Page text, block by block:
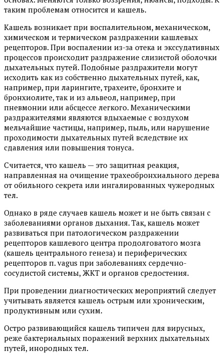
таким проблемам относится и кашель.
Кашель возникает при воспалительном, механическом,
химическом и термическом раздражении кашлевых
рецепторов. При воспалении из-за отека и экссудативных
процессов происходит раздражение слизистой оболочки
дыхательных путей. Подобные раздражители могут
исходить как из собственно дыхательных путей, как,
например, при ларингите, трахеите, бронхите и
бронхиолите, так и из альвеол, например, при
пневмонии или абсцессе легкого. Механическими
раздражителями являются вдыхаемые с воздухом
мельчайшие частицы, например, пыль, или нарушение
проходимости дыхательных путей вследствие их
сдавления или повышения тонуса.
Считается, что кашель — это защитная реакция,
направленная на очищение трахеобронхиального дерева
от обильного секрета или ингалированных чужеродных
тел.
Однако в ряде случаев кашель может и не быть связан с
заболеваниями органов дыхания. Так, кашель может
развиваться при патологическом раздражении
рецепторов кашлевого центра продолговатого мозга
(кашель центрального генеза) и периферических
рецепторов п. vagus при заболеваниях сердечно-
сосудистой системы, ЖКТ и органов средостения.
При проведении диагностических мероприятий следует
учитывать является кашель острым или хроническим,
продуктивным или сухим.
Остро развивающийся кашель типичен для вирусных,
реже бактериальных поражений верхних дыхательных
путей, инородных тел.